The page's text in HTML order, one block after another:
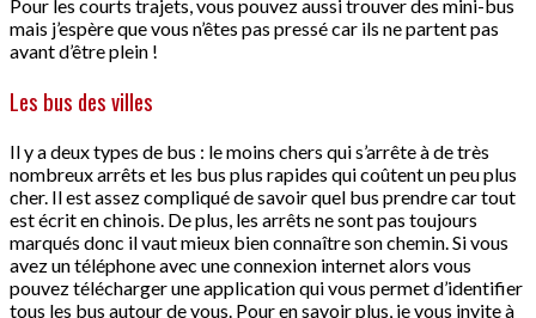
Pour les courts trajets, vous pouvez aussi trouver des mini-bus
mais j’espère que vous n’êtes pas pressé car ils ne partent pas
avant d’être plein !
Les bus des villes
Il y a deux types de bus : le moins chers qui s’arrête à de très
nombreux arrêts et les bus plus rapides qui coûtent un peu plus
cher. Il est assez compliqué de savoir quel bus prendre car tout
est écrit en chinois. De plus, les arrêts ne sont pas toujours
marqués donc il vaut mieux bien connaître son chemin. Si vous
avez un téléphone avec une connexion internet alors vous
pouvez télécharger une application qui vous permet d’identifier
tous les bus autour de vous. Pour en savoir plus, je vous invite à